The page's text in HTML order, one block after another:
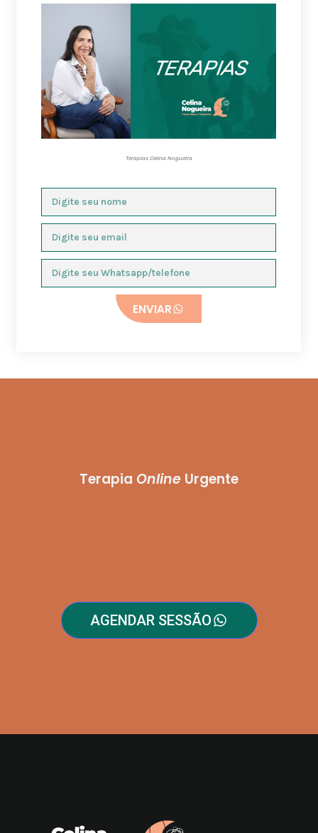
Terapias Celina Nogueira
ENVIAR
Terapia Online Urgente
AGENDAR SESSÃO